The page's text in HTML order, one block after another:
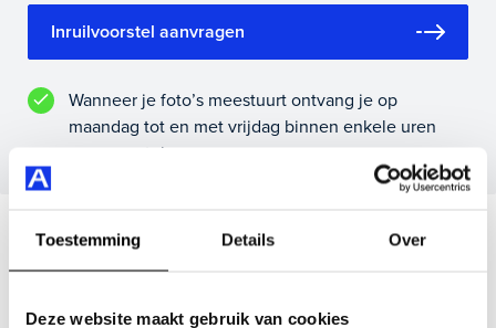
Toestemming Details Over
Deze website maakt gebruik van cookies
Inruilvoorstel aanvragen
Wanneer je foto’s meestuurt ontvang je op
maandag tot en met vrijdag binnen enkele uren
een voorstel.
Veelgestelde vragen